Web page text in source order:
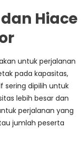
Hiace
untuk perjalanan
pada kapasitas,
sering dipilih untuk
lebih besar dan
perjalanan yang
jumlah peserta